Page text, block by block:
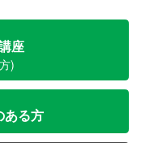
座
)
ある方